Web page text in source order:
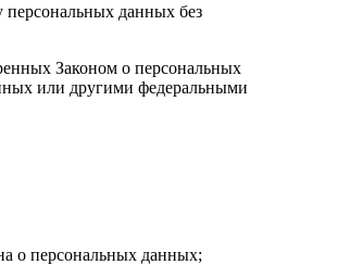
персональных данных без
Законом о персональных
или другими федеральными
о персональных данных;